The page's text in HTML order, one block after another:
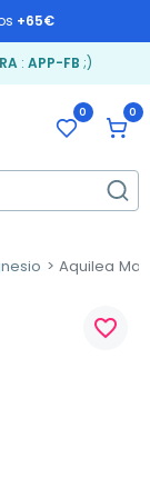
+65€
: APP-FB ;)
0 0
Aquilea
favorite_border